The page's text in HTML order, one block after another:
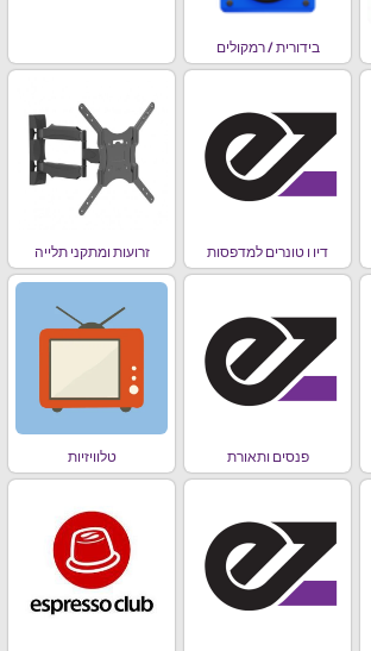
בידורית / רמקולים
דיו ו טונרים למדפסות זרועות ומתקני תלייה
פנסים ותאורת טלוויזיות